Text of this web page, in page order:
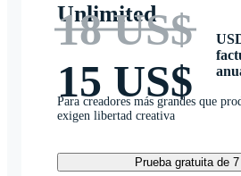
Unlimited
18 US$
15 US$
Para creadores más grandes que
exigen libertad creativa
Prueba gratuita de